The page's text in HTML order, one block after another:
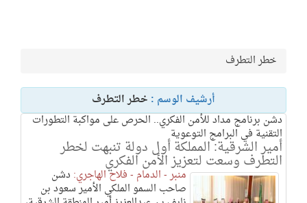
خطر التطرف
أرشيف الوسم : خطر التطرف
دشن برنامج مداد للأمن الفكري.. الحرص على مواكبة التطورات
التقنية في البرامج التوعوية
أمير الشرقية: المملكة أول دولة تنبهت لخطر
التطرف وسعت لتعزيز الأمن الفكري
منبر - الدمام - فلاح الهاجري: دشن
صاحب السمو الملكي الأمير سعود بن